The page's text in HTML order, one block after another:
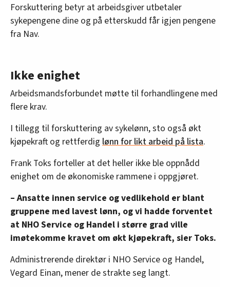
Forskuttering betyr at arbeidsgiver utbetaler
sykepengene dine og på etterskudd får igjen pengene
fra Nav.
Ikke enighet
Arbeidsmandsforbundet møtte til forhandlingene med
flere krav.
I tillegg til forskuttering av sykelønn, sto også økt
kjøpekraft og rettferdig lønn for likt arbeid på lista.
Frank Toks forteller at det heller ikke ble oppnådd
enighet om de økonomiske rammene i oppgjøret.
– Ansatte innen service og vedlikehold er blant
gruppene med lavest lønn, og vi hadde forventet
at NHO Service og Handel i større grad ville
imøtekomme kravet om økt kjøpekraft, sier Toks.
Administrerende direktør i NHO Service og Handel,
Vegard Einan, mener de strakte seg langt.